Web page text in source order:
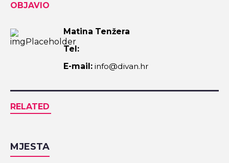
OBJAVIO
Matina Tenžera
Tel:
E-mail: info@divan.hr
RELATED
MJESTA